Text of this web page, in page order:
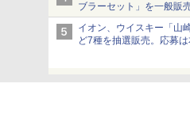
ブラーセット」を一般販
当選無効分
イオン、ウイスキー「山
ど7種を抽選販売。応募